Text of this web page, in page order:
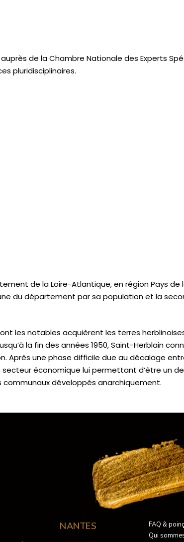
auprès de laChambre Nationale des Experts
pluridisciplinaires.
de la Loire-Atlantique, en région Pays de
du département par sa population et la
les notables acquièrent les terres
la fin des années 1950, Saint-Herblain
Après une phase difficile due au décalage
économique lui permettant d’être un
communaux développés anarchiquement.
NANTES
FAQ &
Qui